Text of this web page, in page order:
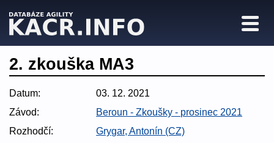
2. zkouška MA3
Datum:
03. 12. 2021
Závod:
Beroun - Zkoušky - prosinec 2021
Rozhodčí:
Grygar, Antonín (CZ)